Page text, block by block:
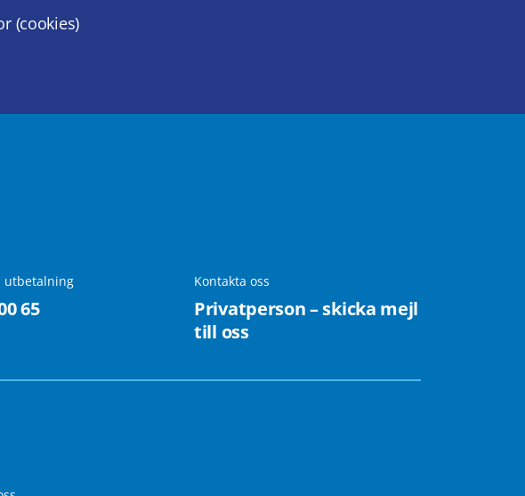
(cookies)
utbetalning
65
Kontakta oss
Privatperson – skicka mejl
till oss